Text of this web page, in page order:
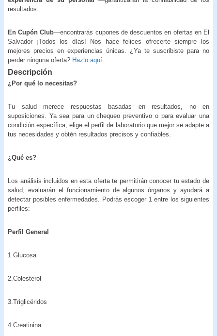
resultados.
En Cupón Club—encontrarás cupones de descuentos en ofertas en El
Salvador ¡Todos los días! Nos hace felices ofrecerte siempre los
mejores precios en experiencias únicas. ¿Ya te suscribiste para no
perder ninguna oferta? Hazlo aquí
Descripción
¿Por qué lo necesitas?
Tu salud merece respuestas basadas en resultados, no en
suposiciones. Ya sea para un chequeo preventivo o para evaluar una
condición específica, elige el perfil de laboratorio que mejor se adapte a
tus necesidades y obtén resultados precisos y confiables.
¿Qué es?
Los análisis incluidos en esta oferta te permitirán conocer tu estado de
salud, evaluarán el funcionamiento de algunos órganos y ayudará a
detectar posibles enfermedades. Podrás escoger 1 entre los siguientes
perfiles:
Perfil General
1.Glucosa
2.Colesterol
3.Triglicéridos
4.Creatinina